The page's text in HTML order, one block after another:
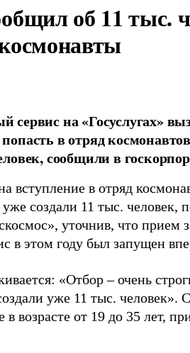
об 11 тыс.
на «Госуслугах»
в отряд
сообщили в
вступление в отряд
создали 11 тыс. человек,
уточнив, что прием
в этом году был запущен
«Отбор – очень
уже 11 тыс. человек».
в возрасте от 19 до 35 лет,